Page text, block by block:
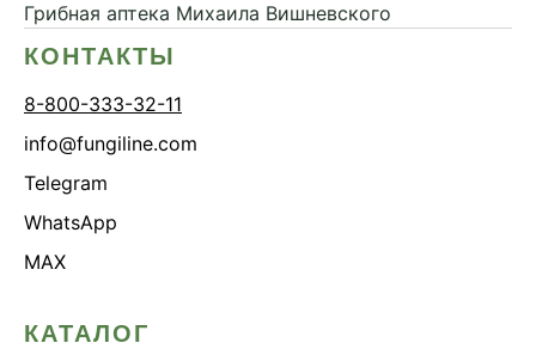
Грибная аптека Михаила Вишневского
КОНТАКТЫ
8-800-333-32-11
info@fungiline.com
Telegram
WhatsApp
MAX
КАТАЛОГ